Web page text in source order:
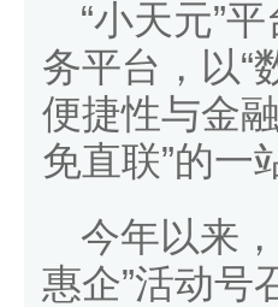
“小天元”
务平台，以“
便捷性与金
免直联”的一
今年以来
惠企”活动号